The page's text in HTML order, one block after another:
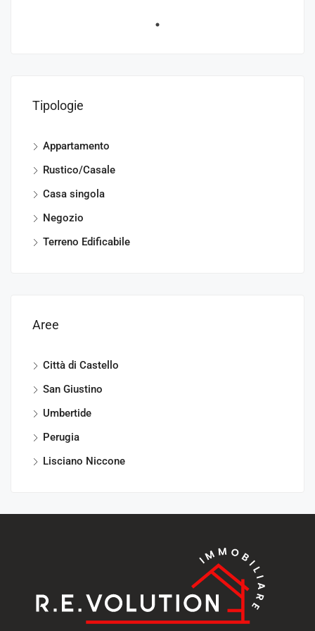
Tipologie
Appartamento
Rustico/Casale
Casa singola
Negozio
Terreno Edificabile
Aree
Città di Castello
San Giustino
Umbertide
Perugia
Lisciano Niccone